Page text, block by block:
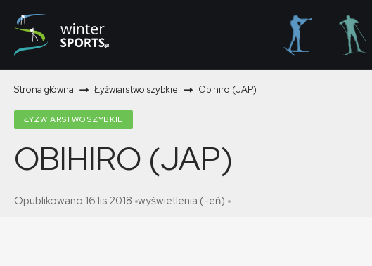
Strona główna Łyżwiarstwo szybkie Obihiro (JAP)
ŁYŻWIARSTWO SZYBKIE
OBIHIRO (JAP)
Opublikowano 16 lis 2018 wyświetlenia (-eń)